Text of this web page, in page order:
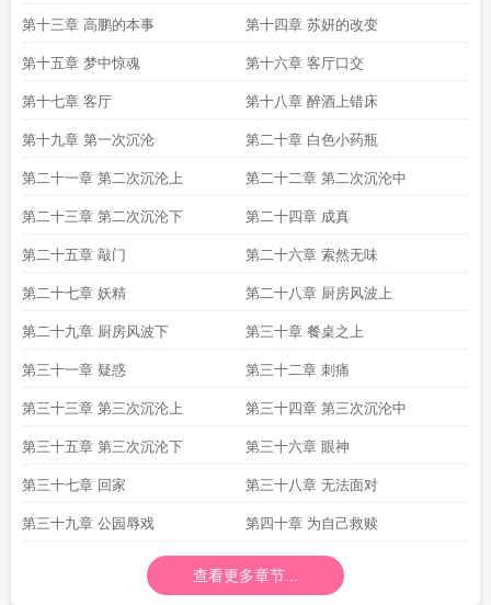
第十三章 高鹏的本事 第十四章 苏妍的改变
第十五章 梦中惊魂 第十六章 客厅口交
第十七章 客厅 第十八章 醉酒上错床
第十九章 第一次沉沦 第二十章 白色小药瓶
第二十一章 第二次沉沦上 第二十二章 第二次沉沦中
第二十三章 第二次沉沦下 第二十四章 成真
第二十五章 敲门 第二十六章 索然无味
第二十七章 妖精 第二十八章 厨房风波上
第二十九章 厨房风波下 第三十章 餐桌之上
第三十一章 疑惑 第三十二章 刺痛
第三十三章 第三次沉沦上 第三十四章 第三次沉沦中
第三十五章 第三次沉沦下 第三十六章 眼神
第三十七章 回家 第三十八章 无法面对
第三十九章 公园辱戏 第四十章 为自己救赎
查看更多章节...